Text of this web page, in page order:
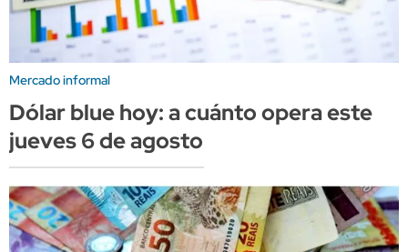
Mercado informal
Dólar blue hoy: a cuánto opera este
jueves 6 de agosto